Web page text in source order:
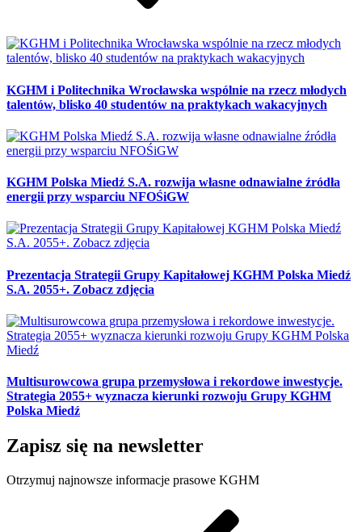
KGHM i Politechnika Wrocławska wspólnie na rzecz młodych
talentów, blisko 40 studentów na praktykach wakacyjnych
KGHM Polska Miedź S.A. rozwija własne odnawialne źródła
energii przy wsparciu NFOŚiGW
Prezentacja Strategii Grupy Kapitałowej KGHM Polska Miedź
S.A. 2055+. Zobacz zdjęcia
Multisurowcowa grupa przemysłowa i rekordowe inwestycje.
Strategia 2055+ wyznacza kierunki rozwoju Grupy KGHM
Polska Miedź
Zapisz się na newsletter
Otrzymuj najnowsze informacje prasowe KGHM